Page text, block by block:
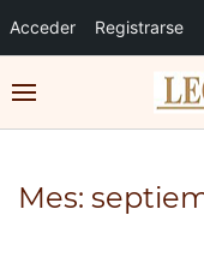
Acceder Registrarse
Mes: